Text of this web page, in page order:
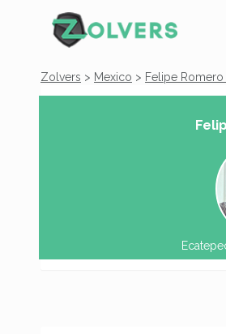
Zolvers > Mexico > Felipe